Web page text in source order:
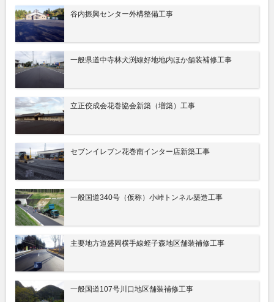
谷内振興センター外構整備工事
一般県道中寺林犬渕線好地地内ほか舗装補修工事
立正佼成会花巻協会新築（増築）工事
セブンイレブン花巻南インター店新築工事
一般国道340号（仮称）小峠トンネル築造工事
主要地方道盛岡横手線蛭子森地区舗装補修工事
一般国道107号川口地区舗装補修工事